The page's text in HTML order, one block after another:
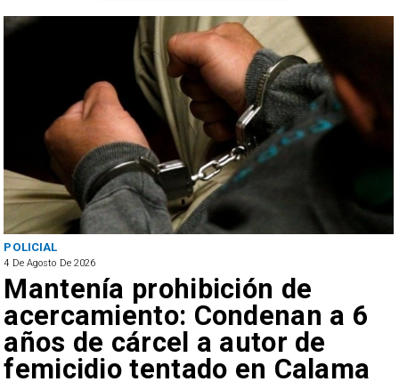
POLICIAL
4 De Agosto De 2026
Mantenía prohibición de
acercamiento: Condenan a 6
años de cárcel a autor de
femicidio tentado en Calama